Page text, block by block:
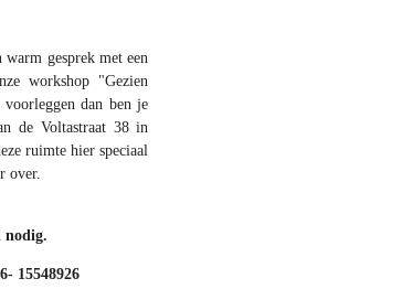
gesprek met een
workshop "Gezien
dan ben je
de Voltastraat 38 in
ruimte hier speciaal
over.
nodig.
15548926